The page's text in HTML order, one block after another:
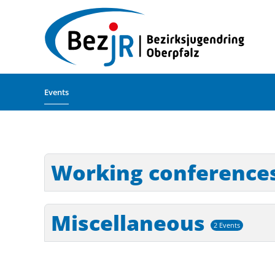
Skip to main content
Events
Working
Miscellaneous 2 Events